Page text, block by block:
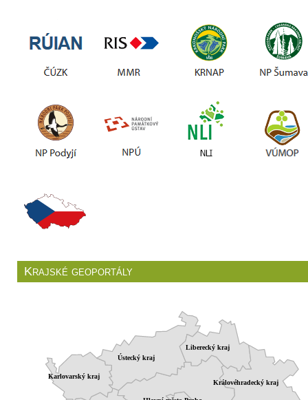
Krajské geoportály
Ústecký kraj
Liberecký kraj
Karlovarský kraj
Královéhradecký kraj